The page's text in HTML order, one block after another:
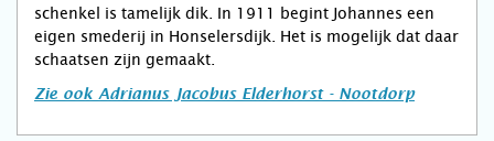
schenkel is tamelijk dik. In 1911 begint Johannes een
eigen smederij in Honselersdijk. Het is mogelijk dat daar
schaatsen zijn gemaakt.
Zie ook Adrianus Jacobus Elderhorst - Nootdorp